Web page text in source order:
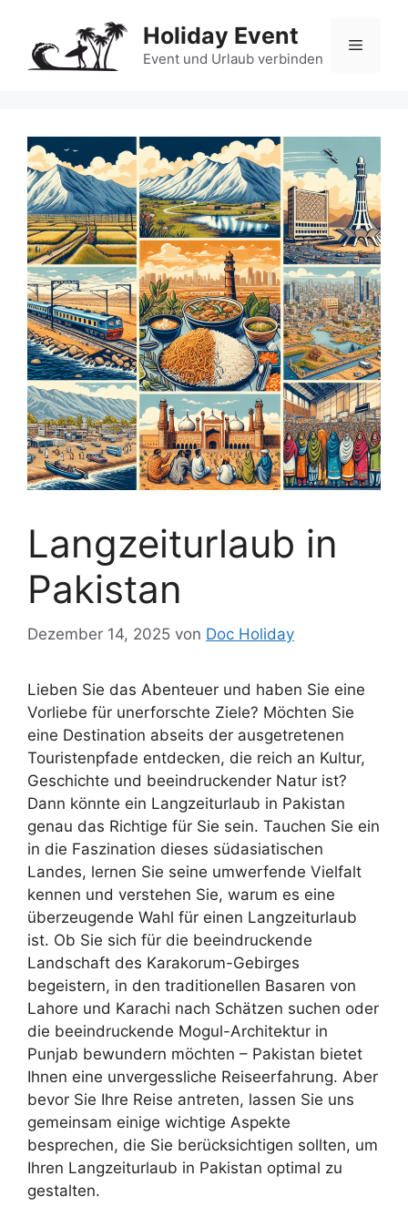
springen
Holiday Event
Event und Urlaub verbinden
Menü
Langzeiturlaub in
Pakistan
Dezember 14, 2025 von Doc Holiday
Lieben Sie das Abenteuer und haben Sie eine
Vorliebe für unerforschte Ziele? Möchten Sie
eine Destination abseits der ausgetretenen
Touristenpfade entdecken, die reich an Kultur,
Geschichte und beeindruckender Natur ist?
Dann könnte ein Langzeiturlaub in Pakistan
genau das Richtige für Sie sein. Tauchen Sie ein
in die Faszination dieses südasiatischen
Landes, lernen Sie seine umwerfende Vielfalt
kennen und verstehen Sie, warum es eine
überzeugende Wahl für einen Langzeiturlaub
ist. Ob Sie sich für die beeindruckende
Landschaft des Karakorum-Gebirges
begeistern, in den traditionellen Basaren von
Lahore und Karachi nach Schätzen suchen oder
die beeindruckende Mogul-Architektur in
Punjab bewundern möchten – Pakistan bietet
Ihnen eine unvergessliche Reiseerfahrung. Aber
bevor Sie Ihre Reise antreten, lassen Sie uns
gemeinsam einige wichtige Aspekte
besprechen, die Sie berücksichtigen sollten, um
Ihren Langzeiturlaub in Pakistan optimal zu
gestalten.